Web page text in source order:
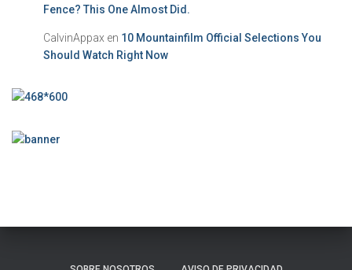
Fence? This One Almost Did.
CalvinAppax en 10 Mountainfilm Official Selections You
Should Watch Right Now